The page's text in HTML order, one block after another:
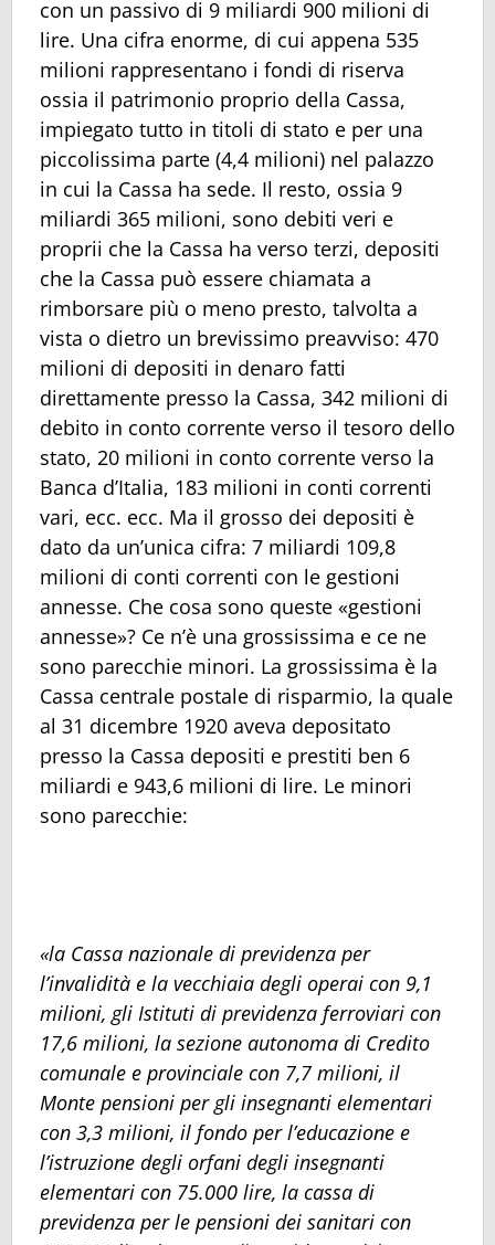
con un passivo di 9 miliardi 900 milioni di
lire. Una cifra enorme, di cui appena 535
milioni rappresentano i fondi di riserva
ossia il patrimonio proprio della Cassa,
impiegato tutto in titoli di stato e per una
piccolissima parte (4,4 milioni) nel palazzo
in cui la Cassa ha sede. Il resto, ossia 9
miliardi 365 milioni, sono debiti veri e
proprii che la Cassa ha verso terzi, depositi
che la Cassa può essere chiamata a
rimborsare più o meno presto, talvolta a
vista o dietro un brevissimo preavviso: 470
milioni di depositi in denaro fatti
direttamente presso la Cassa, 342 milioni di
debito in conto corrente verso il tesoro dello
stato, 20 milioni in conto corrente verso la
Banca d’Italia, 183 milioni in conti correnti
vari, ecc. ecc. Ma il grosso dei depositi è
dato da un’unica cifra: 7 miliardi 109,8
milioni di conti correnti con le gestioni
annesse. Che cosa sono queste «gestioni
annesse»? Ce n’è una grossissima e ce ne
sono parecchie minori. La grossissima è la
Cassa centrale postale di risparmio, la quale
al 31 dicembre 1920 aveva depositato
presso la Cassa depositi e prestiti ben 6
miliardi e 943,6 milioni di lire. Le minori
sono parecchie:
«la Cassa nazionale di previdenza per
l’invalidità e la vecchiaia degli operai con 9,1
milioni, gli Istituti di previdenza ferroviari con
17,6 milioni, la sezione autonoma di Credito
comunale e provinciale con 7,7 milioni, il
Monte pensioni per gli insegnanti elementari
con 3,3 milioni, il fondo per l’educazione e
l’istruzione degli orfani degli insegnanti
elementari con 75.000 lire, la cassa di
previdenza per le pensioni dei sanitari con